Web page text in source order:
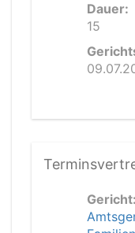
Dauer:
15
Gericht: